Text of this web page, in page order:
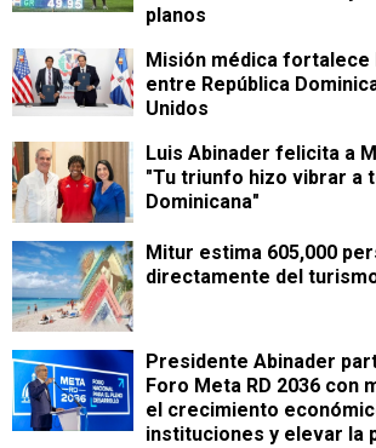
planos
Misión médica fortalece
entre República
Unidos
Luis Abinader felicita a
"Tu triunfo hizo vibrar a
Dominicana"
Mitur estima 605,000
directamente del
Presidente Abinader
Foro Meta RD 2036 con
el crecimiento
instituciones y elevar la